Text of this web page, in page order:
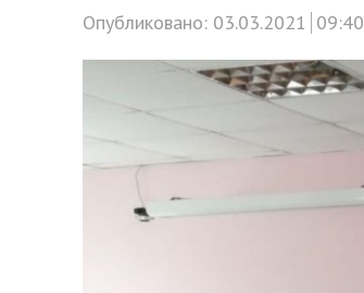
Опубликовано: 03.03.2021 09:40